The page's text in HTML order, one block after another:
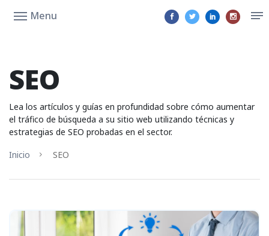
Menu
SEO
Lea los artículos y guías en profundidad sobre cómo aumentar
el tráfico de búsqueda a su sitio web utilizando técnicas y
estrategias de SEO probadas en el sector.
Inicio
SEO